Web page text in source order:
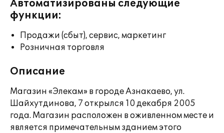
Автоматизированы следующие
функции:
Продажи (сбыт), сервис, маркетинг
Розничная торговля
Описание
Магазин «Элекам» в городе Азнакаево, ул.
Шайхутдинова, 7 открылся 10 декабря 2005
года. Магазин расположен в оживленном месте и
является примечательным зданием этого